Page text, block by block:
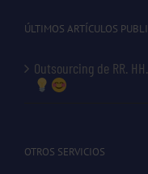
ÚLTIMOS ARTÍCULOS
Outsourcing de RR.
OTROS SERVICIOS